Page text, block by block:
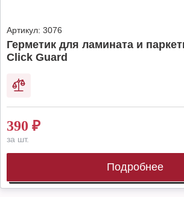
Артикул: 3076
Герметик для ламината и
Click Guard
390 ₽
за шт.
Подробнее